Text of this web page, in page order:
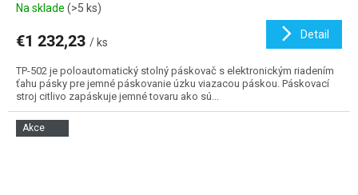
R
M
O
Na sklade (>5 ks)
€1 232,23 / ks
Detail
TP-502 je poloautomatický stolný páskovač s elektronickým riadením
ťahu pásky pre jemné páskovanie úzku viazacou páskou. Páskovací
stroj citlivo zapáskuje jemné tovaru ako sú...
Akce